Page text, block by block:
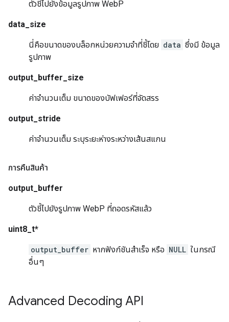
ตัวชี้ไปยังข้อมูลรูปภาพ WebP
data_size
นี่คือขนาดของบล็อกหน่วยความจำที่ชี้โดย data ซึ่งมี ข้อมูล
รูปภาพ
output_buffer_size
ค่าจำนวนเต็ม ขนาดของบัฟเฟอร์ที่จัดสรร
output_stride
ค่าจำนวนเต็ม ระบุระยะห่างระหว่างเส้นสแกน
การคืนสินค้า
output_buffer
ตัวชี้ไปยังรูปภาพ WebP ที่ถอดรหัสแล้ว
uint8_t*
output_buffer หากฟังก์ชันสำเร็จ หรือ NULL ในกรณี
อื่นๆ
Advanced Decoding API